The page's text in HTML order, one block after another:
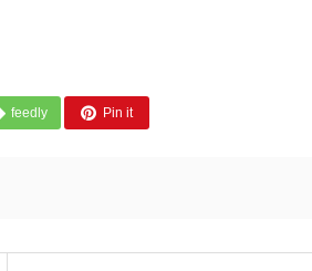
feedly Pin it